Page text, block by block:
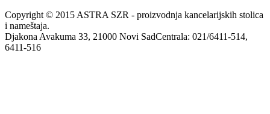
Copyright © 2015 ASTRA SZR - proizvodnja kancelarijskih stolica
i nameštaja.
Djakona Avakuma 33, 21000 Novi SadCentrala: 021/6411-514,
6411-516